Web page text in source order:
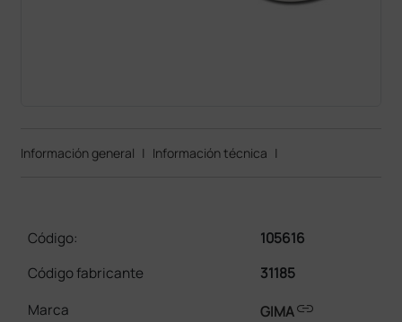
Información general | Información técnica |
Código:
105616
Código fabricante
31185
Marca
GIMAlink